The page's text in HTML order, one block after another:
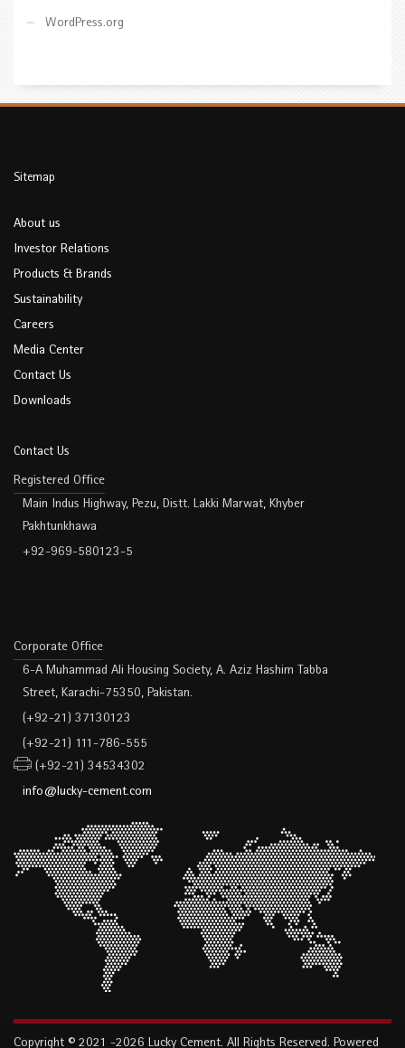
WordPress.org
Sitemap
About us
Investor Relations
Products & Brands
Sustainability
Careers
Media Center
Contact Us
Downloads
Contact Us
Registered Office
Main Indus Highway, Pezu, Distt. Lakki Marwat, Khyber
Pakhtunkhawa
+92-969-580123-5
Corporate Office
6-A Muhammad Ali Housing Society, A. Aziz Hashim Tabba
Street, Karachi-75350, Pakistan.
(+92-21) 37130123
(+92-21) 111-786-555
(+92-21) 34534302
info@lucky-cement.com
Copyright © 2021 -2026 Lucky Cement. All Rights Reserved. Powered